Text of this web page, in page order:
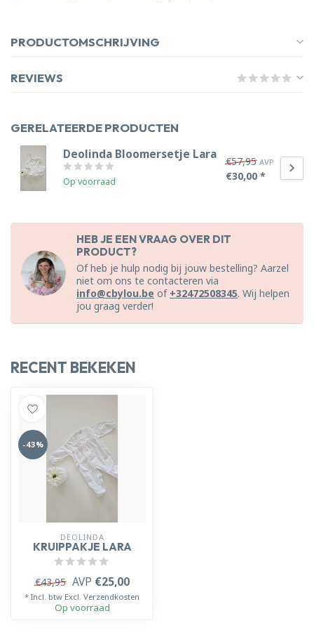
PRODUCTOMSCHRIJVING
REVIEWS
GERELATEERDE PRODUCTEN
Deolinda Bloomersetje Lara
Op voorraad
€57,95 AVP
€30,00 *
HEB JE EEN VRAAG OVER DIT
PRODUCT?
Of heb je hulp nodig bij jouw bestelling? Aarzel
niet om ons te contacteren via
info@cbylou.be of +32472508345. Wij helpen
jou graag verder!
RECENT BEKEKEN
-43%
DEOLINDA
KRUIPPAKJE LARA
€43,95 AVP €25,00
* Incl. btw Excl. Verzendkosten
Op voorraad